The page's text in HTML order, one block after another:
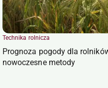
Technika rolnicza
Prognoza pogody dla
nowoczesne metody